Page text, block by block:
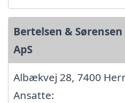
Bertelsen &
ApS
Albækvej 28, 7400
Ansatte: